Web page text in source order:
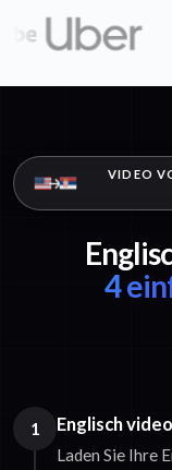
VIDEO
4
1 Englisch
Laden Sie Ihre